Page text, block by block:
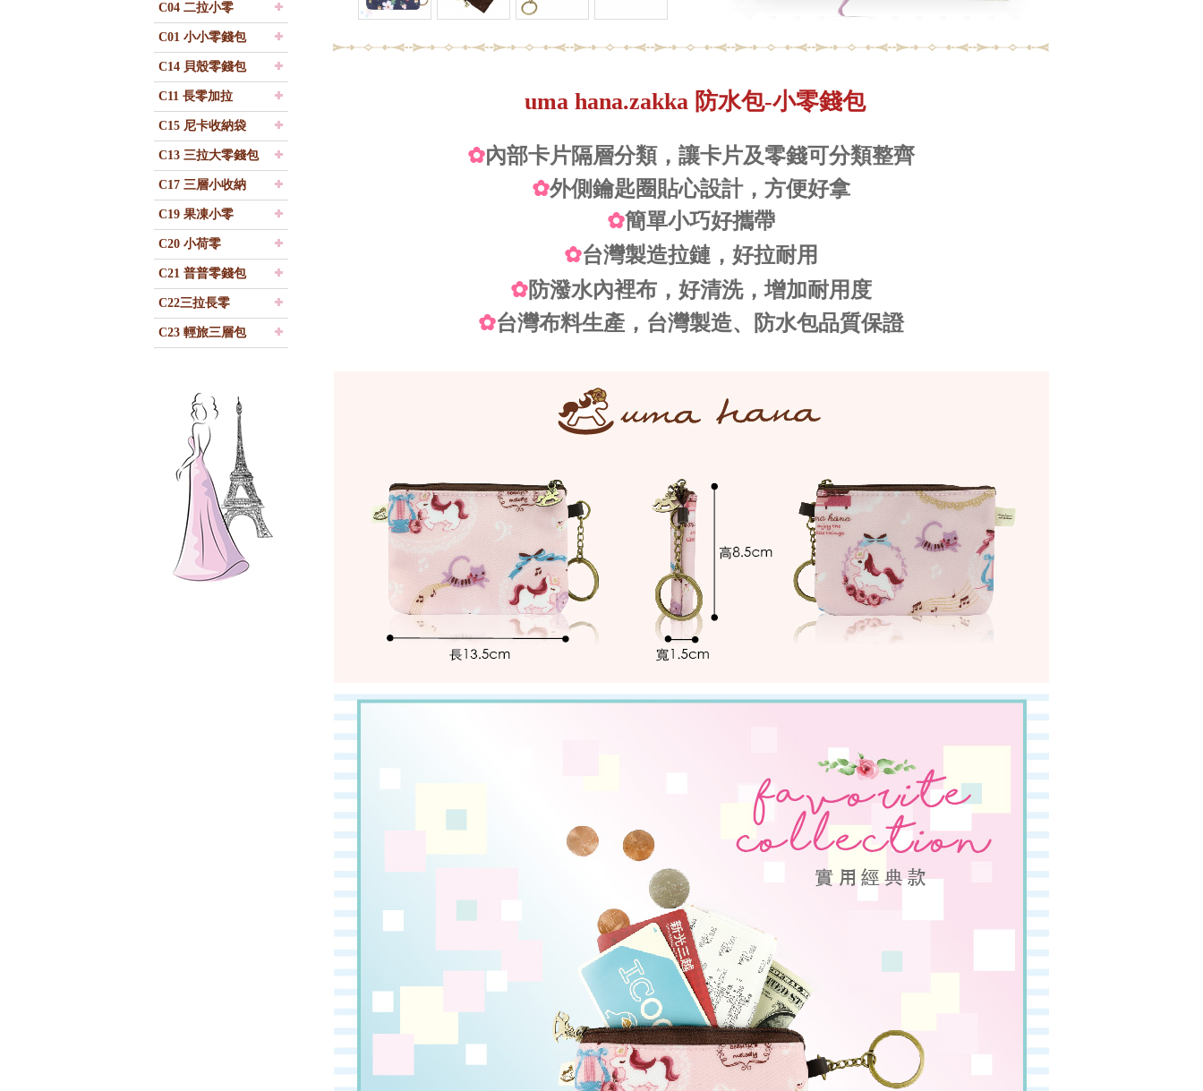
C04 二拉小零
C01 小小零錢包
C14 貝殼零錢包
C11 長零加拉
C15 尼卡收納袋
C13 三拉大零錢包
C17 三層小收納
C19 果凍小零
C20 小荷零
C21 普普零錢包
C22三拉長零
C23 輕旅三層包
uma hana.zakka 防水包-小零錢包
✿內部卡片隔層分類，讓卡片及零錢可分類整齊
✿外側鑰匙圈貼心設計，方便好拿
✿簡單小巧好攜帶
✿台灣製造拉鏈，好拉耐用
✿防潑水內裡布，好清洗，增加耐用度
✿台灣布料生產，台灣製造、防水包品質保證